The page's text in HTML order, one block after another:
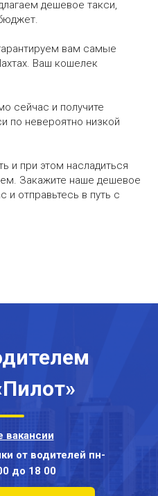
дешевое такси,
вам самые
Ваш кошелек
сейчас и получите
по невероятно низкой
и при этом насладиться
Закажите наше дешевое
и отправьтесь в путь с
вакансии
от водителей пн-
до 18 00